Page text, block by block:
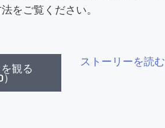
をご覧ください。
観る
）
ストーリーを読む